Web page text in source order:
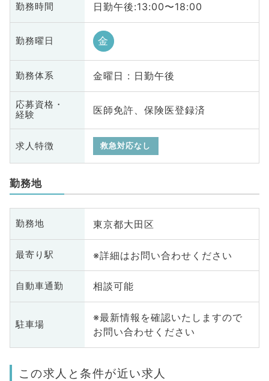
勤務時間 日勤午後:13:00〜18:00
勤務曜日 金
勤務体系 金曜日 : 日勤午後
応募資格・
経験
医師免許、保険医登録済
求人特徴 救急対応なし
勤務地
勤務地 東京都大田区
最寄り駅 ※詳細はお問い合わせください
自動車通勤 相談可能
駐車場
※最新情報を確認いたしますので
お問い合わせください
この求人と条件が近い求人